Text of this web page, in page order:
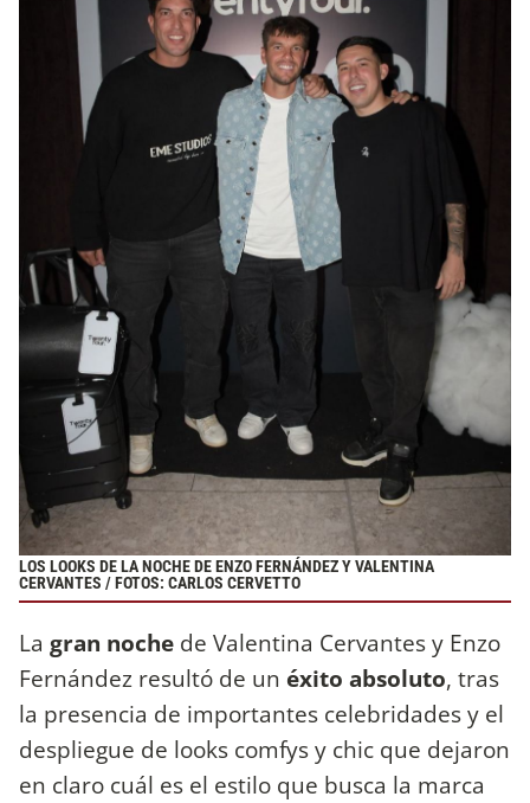
LOS LOOKS DE LA NOCHE DE ENZO FERNÁNDEZ Y VALENTINA
CERVANTES / FOTOS: CARLOS CERVETTO
La gran noche de Valentina Cervantes y Enzo
Fernández resultó de un éxito absoluto, tras
la presencia de importantes celebridades y el
despliegue de looks comfys y chic que dejaron
en claro cuál es el estilo que busca la marca